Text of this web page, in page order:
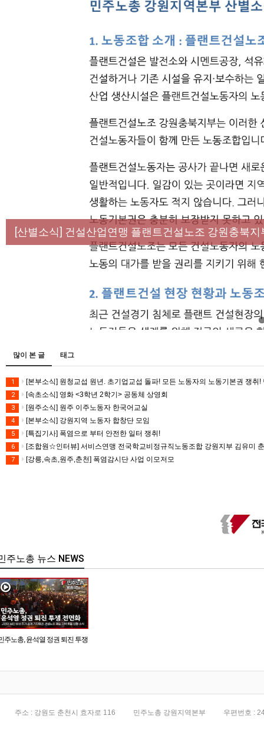
[성명] 막을 수 있었던 죽음, HL만도가 책임져라 : 청
[산별소식] 건설산업연맹 플랜트건설노조 강원충북지
[강릉,속초,원주,춘천] 폭염감시단 사업 이모저모
[조합원☆인터뷰] 서비스연맹 전국학교비정규직노동
[본부소식] 강원지역 노동자 합창단 모임
많이 본 글 태그
1 [본부소식] 원청교섭 원년. 초기업교섭 돌파! 모든 노동자의 노동기본권 쟁취
2 [속초소식] 영화 <3학년 2학기> 공동체 상영회
3 [원주소식] 원주 이주노동자 한국어교실
4 [본부소식] 강원지역 노동자 합창단 모임
5 [특집기사] 폭염으로 부터 안전한 일터 쟁취!
6 [조합원☆인터뷰] 서비스연맹 전국학교비정규직노동조합 강원지부 김유미
7 [강릉,속초,원주,춘천] 폭염감시단 사업 이모저모
주노총 뉴스 NEWS
주노총, 윤석열 정권 퇴진 투쟁
주소 : 강원도 춘천시 효자로 116 민주노총 강원지역본부 우편번호 :